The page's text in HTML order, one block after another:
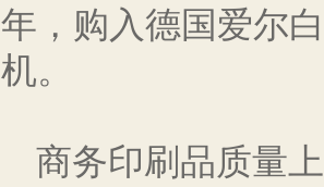
年，购入德国爱尔
机。
商务印刷品质量